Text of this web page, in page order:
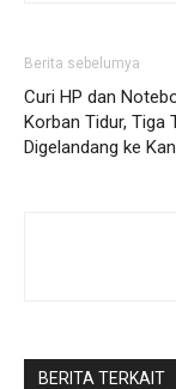
Berita sebelumya
Curi HP dan
Korban Tidur, Tiga
Digelandang ke
BERITA TERKAIT